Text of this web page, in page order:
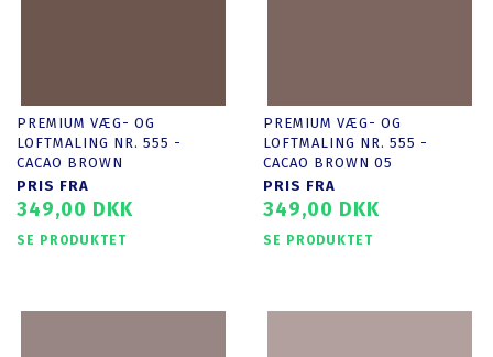
PREMIUM VÆG- OG
LOFTMALING NR. 555 -
CACAO BROWN
PRIS FRA
349,00 DKK
SE PRODUKTET
PREMIUM VÆG- OG
LOFTMALING NR. 555 -
CACAO BROWN 05
PRIS FRA
349,00 DKK
SE PRODUKTET